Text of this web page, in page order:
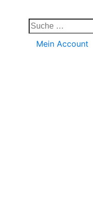
Mein Account